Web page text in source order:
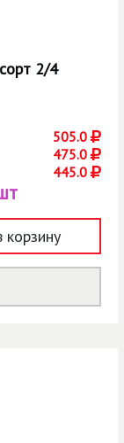
2/4
505.0
475.0
445.0
корзину